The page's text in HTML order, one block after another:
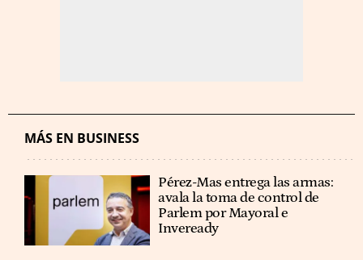
MÁS EN BUSINESS
Pérez-Mas entrega las armas:
avala la toma de control de
Parlem por Mayoral e
Inveready